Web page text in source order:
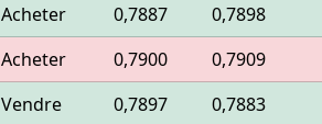
Acheter 0,7887 0,7898
Acheter 0,7900 0,7909
Vendre 0,7897 0,7883